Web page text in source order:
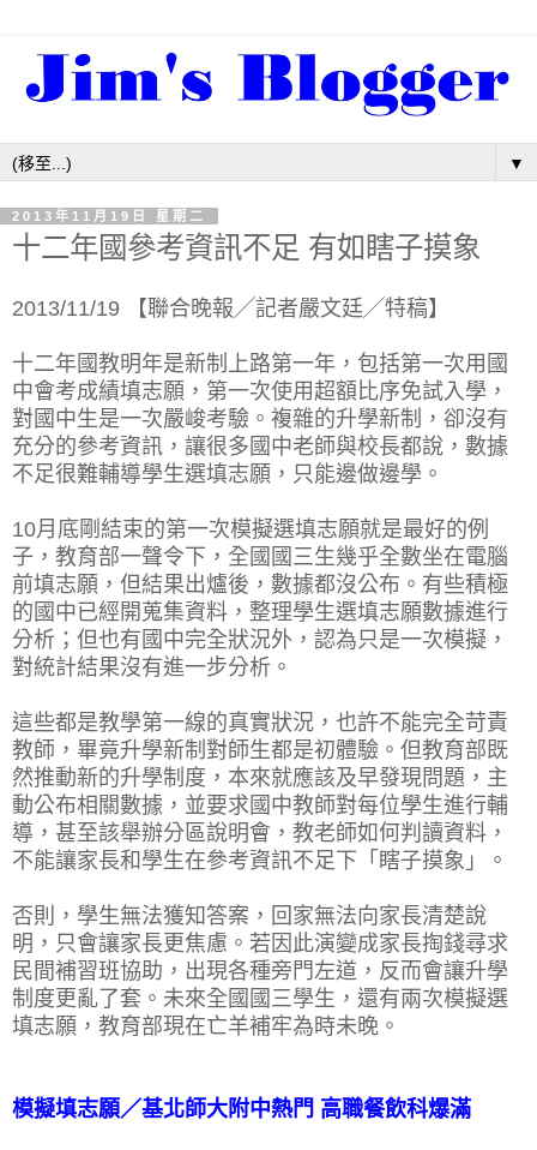
▼
2013年11月19日 星期二
十二年國參考資訊不足 有如瞎子摸象
2013/11/19 【聯合晚報╱記者嚴文廷╱特稿】
十二年國教明年是新制上路第一年，包括第一次用國
中會考成績填志願，第一次使用超額比序免試入學，
對國中生是一次嚴峻考驗。複雜的升學新制，卻沒有
充分的參考資訊，讓很多國中老師與校長都說，數據
不足很難輔導學生選填志願，只能邊做邊學。
10月底剛結束的第一次模擬選填志願就是最好的例
子，教育部一聲令下，全國國三生幾乎全數坐在電腦
前填志願，但結果出爐後，數據都沒公布。有些積極
的國中已經開蒐集資料，整理學生選填志願數據進行
分析；但也有國中完全狀況外，認為只是一次模擬，
對統計結果沒有進一步分析。
這些都是教學第一線的真實狀況，也許不能完全苛責
教師，畢竟升學新制對師生都是初體驗。但教育部既
然推動新的升學制度，本來就應該及早發現問題，主
動公布相關數據，並要求國中教師對每位學生進行輔
導，甚至該舉辦分區說明會，教老師如何判讀資料，
不能讓家長和學生在參考資訊不足下「瞎子摸象」。
否則，學生無法獲知答案，回家無法向家長清楚說
明，只會讓家長更焦慮。若因此演變成家長掏錢尋求
民間補習班協助，出現各種旁門左道，反而會讓升學
制度更亂了套。未來全國國三學生，還有兩次模擬選
填志願，教育部現在亡羊補牢為時未晚。
模擬填志願／基北師大附中熱門 高職餐飲科爆滿